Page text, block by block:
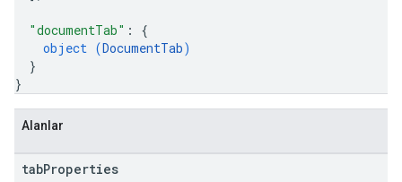
"documentTab" : {
object (DocumentTab)
}
}
Alanlar
tabProperties